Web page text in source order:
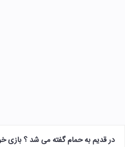
در قدیم به حمام گفته می شد ؟ بازی